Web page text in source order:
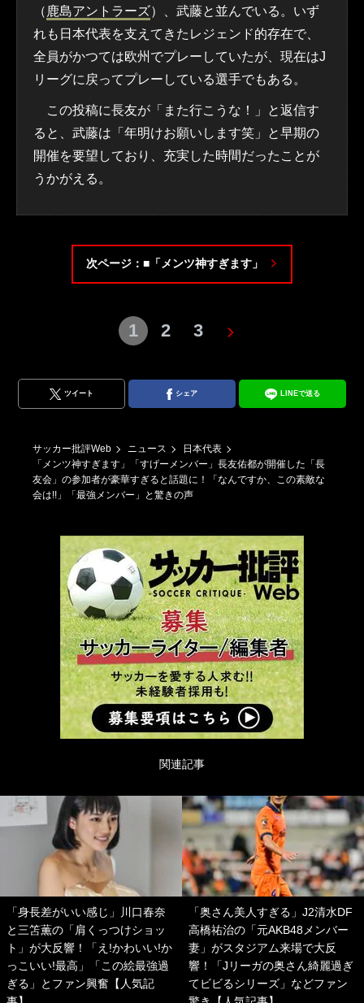
（ 鹿島アントラーズ）、武藤と並んでいる。いず
れも日本代表を支えてきたレジェンド的存在で、
全員がかつては欧州でプレーしていたが、現在はJ
リーグに戻ってプレーしている選手でもある。
この投稿に長友が「また行こうな！」と返信す
ると、武藤は「年明けお願いします笑」と早期の
開催を要望しており、充実した時間だったことが
うかがえる。
次ページ：■「メンツ神すぎます」
1 2 3
ツイート シェア LINEで送る
サッカー批評Web ニュース
日本代表
「メンツ神すぎます」「すげーメンバー」長友佑都が開催した「長
友会」の参加者が豪華すぎると話題に！「なんですか、この素敵な
会は!!」「最強メンバー」と驚きの声
関連記事
「身長差がいい感じ」川口春奈
と三笘薫の「肩くっつけショッ
ト」が大反響！「え!かわいい!か
っこいい!最高」「この絵最強過
ぎる」とファン興奮【人気記
「奥さん美人すぎる」J2清水DF
高橋祐治の「元AKB48メンバー
妻」がスタジアム来場で大反
響！「Jリーガの奥さん綺麗過ぎ
てビビるシリーズ」などファン